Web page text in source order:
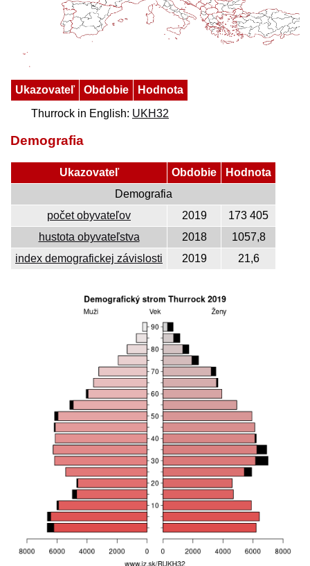
Ukazovateľ Obdobie
Hodnota
Thurrock in English: UKH32
Demografia
Ukazovateľ Obdobie
Hodnota
Demografia
počet obyvateľov
2019
173 405
hustota obyvateľstva
2018
1057,8
index demografickej závislosti
2019 21,6